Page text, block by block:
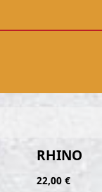
RHINO
22,00 €